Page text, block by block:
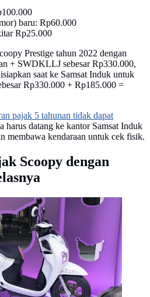
baru: Rp60.000
Rp25.000
Prestige tahun 2022 dengan
+ SWDKLLJ sebesar Rp330.000,
saat ke Samsat Induk untuk
Rp330.000 + Rp185.000 =
pajak 5 tahunan tidak dapat
harus datang ke kantor Samsat Induk
membawa kendaraan untuk cek fisik.
Scoopy dengan